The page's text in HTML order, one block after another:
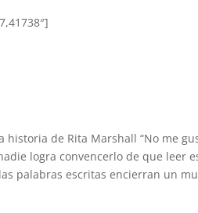
de Rita Marshall “No me
logra convencerlo de que leer
palabras escritas encierran un